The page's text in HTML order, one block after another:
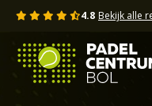
Skip
content
4.8 Bekijk alle